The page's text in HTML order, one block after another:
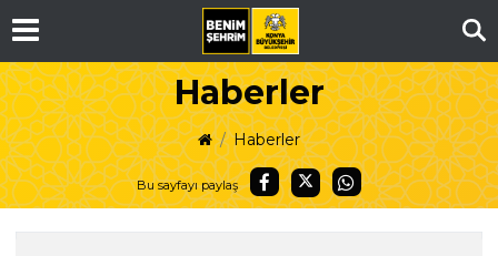
Haberler
Haberler
Bu sayfayı paylaş